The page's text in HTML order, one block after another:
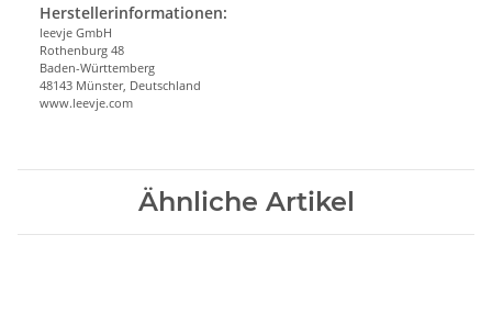
Herstellerinformationen:
leevje GmbH
Rothenburg 48
Baden-Württemberg
48143 Münster, Deutschland
www.leevje.com
Ähnliche Artikel